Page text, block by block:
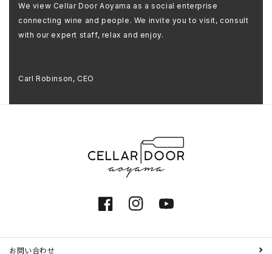
We view Cellar Door Aoyama as a social enterprise
connecting wine and people. We invite you to visit, consult
with our expert staff, relax and enjoy.
Carl Robinson, CEO
FacebookInstagramYouTube
お問い合わせ